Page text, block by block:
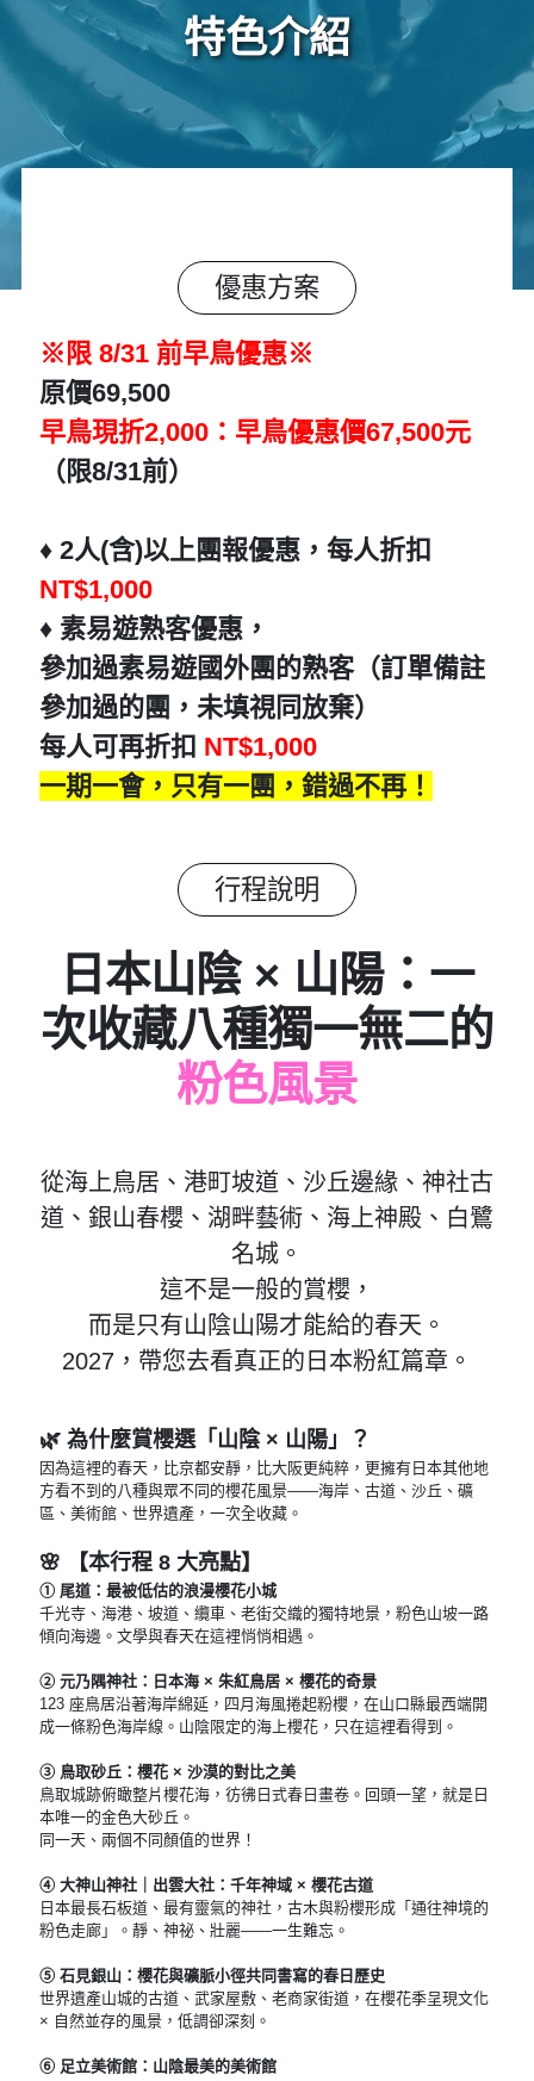
特色介紹
優惠方案
※限 8/31 前早鳥優惠※
原價69,500
早鳥現折2,000：早鳥優惠價67,500元
（限8/31前）
♦️ 2人(含)以上團報優惠，每人折扣
NT$1,000
♦️ 素易遊熟客優惠，
參加過素易遊國外團的熟客（訂單備註
參加過的團，未填視同放棄）
每人可再折扣 NT$1,000
一期一會，只有一團，錯過不再！
行程說明
日本山陰 × 山陽：一
次收藏八種獨一無二的
粉色風景
從海上鳥居、港町坡道、沙丘邊緣、神社古
道、銀山春櫻、湖畔藝術、海上神殿、白鷺
名城。
這不是一般的賞櫻，
而是只有山陰山陽才能給的春天。
2027，帶您去看真正的日本粉紅篇章。
🌿 為什麼賞櫻選「山陰 × 山陽」？
因為這裡的春天，比京都安靜，比大阪更純粹，更擁有日本其他地
方看不到的八種與眾不同的櫻花風景——海岸、古道、沙丘、礦
區、美術館、世界遺產，一次全收藏。
🌸 【本行程 8 大亮點】
① 尾道：最被低估的浪漫櫻花小城
千光寺、海港、坡道、纜車、老街交織的獨特地景，粉色山坡一路
傾向海邊。文學與春天在這裡悄悄相遇。
② 元乃隅神社：日本海 × 朱紅鳥居 × 櫻花的奇景
123 座鳥居沿著海岸綿延，四月海風捲起粉櫻，在山口縣最西端開
成一條粉色海岸線。山陰限定的海上櫻花，只在這裡看得到。
③ 鳥取砂丘：櫻花 × 沙漠的對比之美
鳥取城跡俯瞰整片櫻花海，彷彿日式春日畫卷。回頭一望，就是日
本唯一的金色大砂丘。
同一天、兩個不同顏值的世界！
④ 大神山神社｜出雲大社：千年神域 × 櫻花古道
日本最長石板道、最有靈氣的神社，古木與粉櫻形成「通往神境的
粉色走廊」。靜、神祕、壯麗——一生難忘。
⑤ 石見銀山：櫻花與礦脈小徑共同書寫的春日歷史
世界遺產山城的古道、武家屋敷、老商家街道，在櫻花季呈現文化
× 自然並存的風景，低調卻深刻。
⑥ 足立美術館：山陰最美的美術館